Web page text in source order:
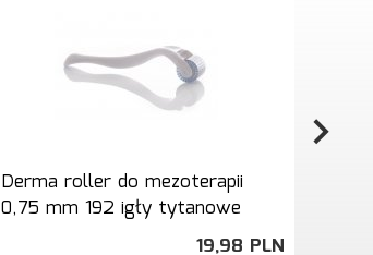
Derma roller do mezoterapii
0,75 mm 192 igły tytanowe
19,98 PLN